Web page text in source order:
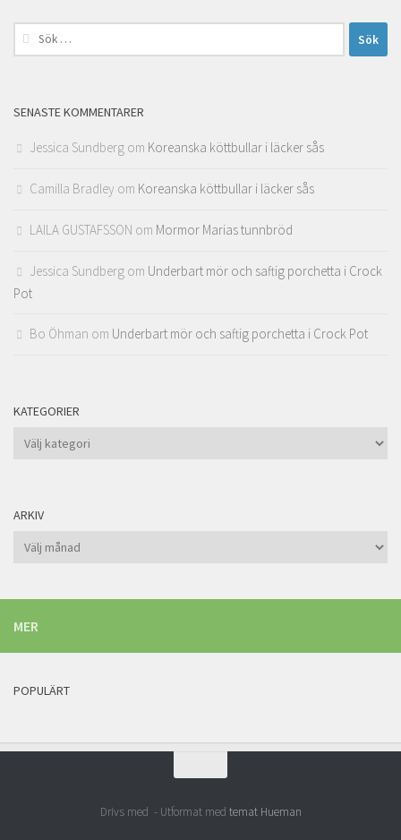
Sök
efter:
SENASTE KOMMENTARER
Jessica Sundberg om Koreanska köttbullar i läcker sås
Camilla Bradley om Koreanska köttbullar i läcker sås
LAILA GUSTAFSSON om Mormor Marias tunnbröd
Jessica Sundberg om Underbart mör och saftig porchetta i Crock
Pot
Bo Öhman om Underbart mör och saftig porchetta i Crock Pot
KATEGORIER
Kategorier
ARKIV
Arkiv
MER
POPULÄRT
Drivs med - Utformat med temat Hueman